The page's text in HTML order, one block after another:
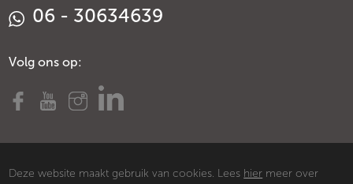
06 - 30634639
Volg ons op:
Deze website maakt gebruik van cookies. Lees hier meer over